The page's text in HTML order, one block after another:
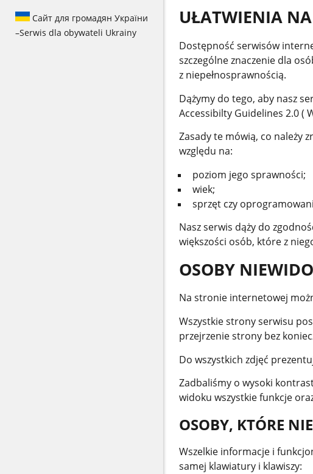
Сайт для громадян України
–Serwis dla obywateli Ukrainy
UŁATWIENIA NA
Dostępność serwisów
szczególne znaczenie dla
z niepełnosprawnością.
Dążymy do tego, aby nasz
Accessibilty Guidelines 2.0 (
Zasady te mówią, co należy
względu na:
poziom jego sprawności;
wiek;
sprzęt czy
Nasz serwis dąży do
większości osób, które z
OSOBY
Na stronie internetowej
Wszystkie strony serwisu
przejrzenie strony bez
Do wszystkich zdjęć
Zadbaliśmy o wysoki
widoku wszystkie funkcje
OSOBY, KTÓRE
Wszelkie informacje i
samej klawiatury i klawiszy: